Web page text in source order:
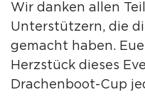
Wir danken allen
Unterstützern, die
gemacht haben.
Herzstück dieses
Drachenboot-Cup